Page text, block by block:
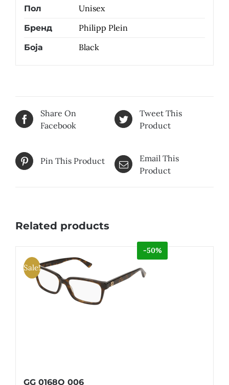
Пол Unisex
Бренд Philipp Plein
Боја Black
Share On
Facebook
Tweet This
Product
Pin This Product
Email This
Product
Related products
Sale!
-50%
GG 0168O 006